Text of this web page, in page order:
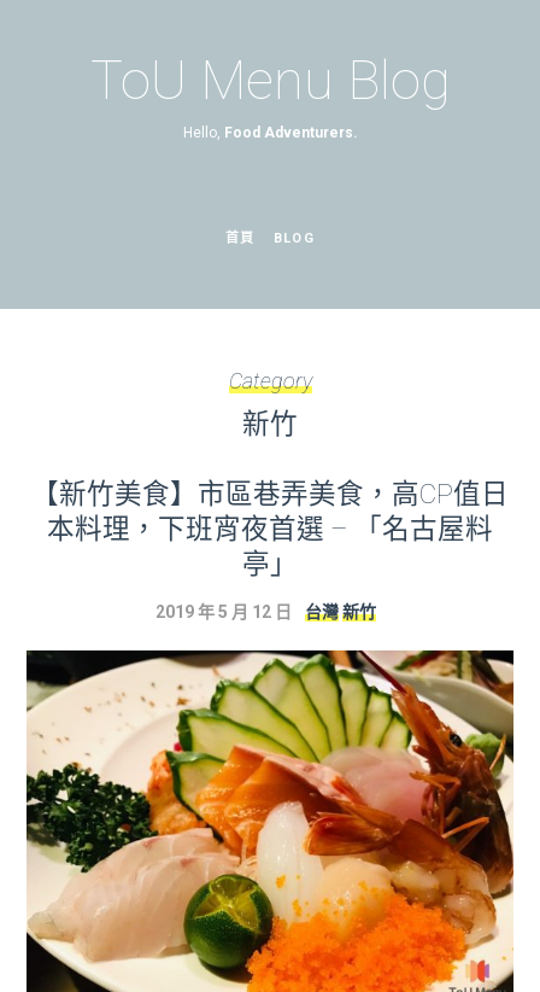
ToU Menu Blog
Hello, Food Adventurers.
首頁 BLOG
Category
新竹
【新竹美食】市區巷弄美食，高CP值日
本料理，下班宵夜首選 – 「名古屋料
亭」
2019 年 5 月 12 日 台灣 新竹